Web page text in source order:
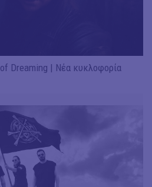
Dreaming | Νέα κυκλοφορία